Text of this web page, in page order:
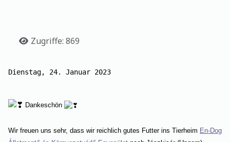
Details
Zugriffe: 869
Dienstag, 24. Januar 2023
Dankeschön
Wir freuen uns sehr, dass wir reichlich gutes Futter ins Tierheim En-Dog